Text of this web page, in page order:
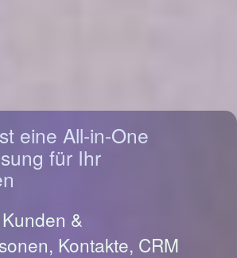
eine All-in-One
für Ihr
&
Kontakte, CRM